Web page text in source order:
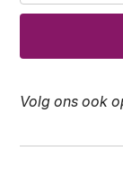
Volg ons ook